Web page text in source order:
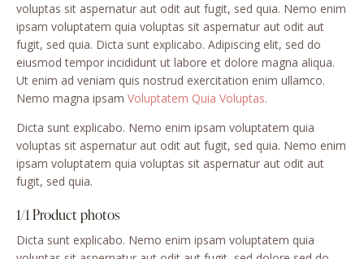
voluptas sit aspernatur aut odit aut fugit, sed quia. Nemo enim
ipsam voluptatem quia voluptas sit aspernatur aut odit aut
fugit, sed quia. Dicta sunt explicabo. Adipiscing elit, sed do
eiusmod tempor incididunt ut labore et dolore magna aliqua.
Ut enim ad veniam quis nostrud exercitation enim ullamco.
Nemo magna ipsam Voluptatem Quia Voluptas.
Dicta sunt explicabo. Nemo enim ipsam voluptatem quia
voluptas sit aspernatur aut odit aut fugit, sed quia. Nemo enim
ipsam voluptatem quia voluptas sit aspernatur aut odit aut
fugit, sed quia.
1/1 Product photos
Dicta sunt explicabo. Nemo enim ipsam voluptatem quia